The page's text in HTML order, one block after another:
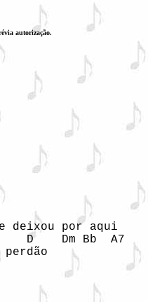
autorização.
deixou por aqui
Dm Bb  A7